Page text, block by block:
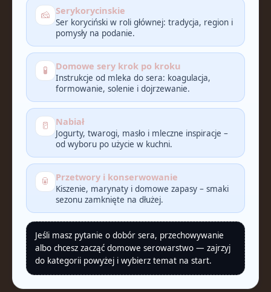
🧀 Serykorycinskie
Ser koryciński w roli głównej: tradycja, region i
pomysły na podanie.
🧪 Domowe sery krok po kroku
Instrukcje od mleka do sera: koagulacja,
formowanie, solenie i dojrzewanie.
🥛 Nabiał
Jogurty, twarogi, masło i mleczne inspiracje –
od wyboru po użycie w kuchni.
🥫 Przetwory i konserwowanie
Kiszenie, marynaty i domowe zapasy – smaki
sezonu zamknięte na dłużej.
Jeśli masz pytanie o dobór sera, przechowywanie
albo chcesz zacząć domowe serowarstwo — zajrzyj
do kategorii powyżej i wybierz temat na start.